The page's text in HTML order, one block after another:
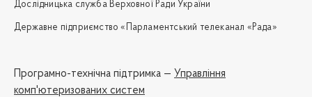
Дослідницька служба Верховної Ради України
Державне підприємство «Парламентський телеканал «Рада»
Програмно-технічна підтримка — Управління
комп'ютеризованих систем